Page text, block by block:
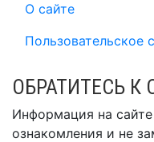
О сайте
Пользовательское
ОБРАТИТЕСЬ
Информация на
ознакомления и не